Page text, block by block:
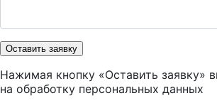
Оставить заявку
Нажимая кнопку «Оставить заявку»
на обработку персональных данных